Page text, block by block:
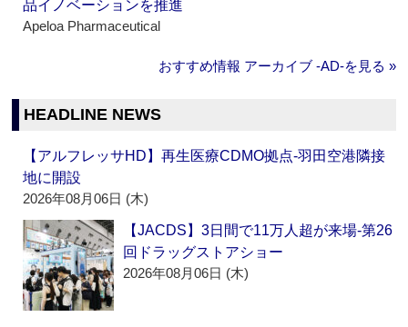
品イノベーションを推進
Apeloa Pharmaceutical
おすすめ情報 アーカイブ ‐AD‐を見る »
HEADLINE NEWS
【アルフレッサHD】再生医療CDMO拠点‐羽田空港隣接
地に開設
2026年08月06日 (木)
【JACDS】3日間で11万人超が来場‐第26
回ドラッグストアショー
2026年08月06日 (木)